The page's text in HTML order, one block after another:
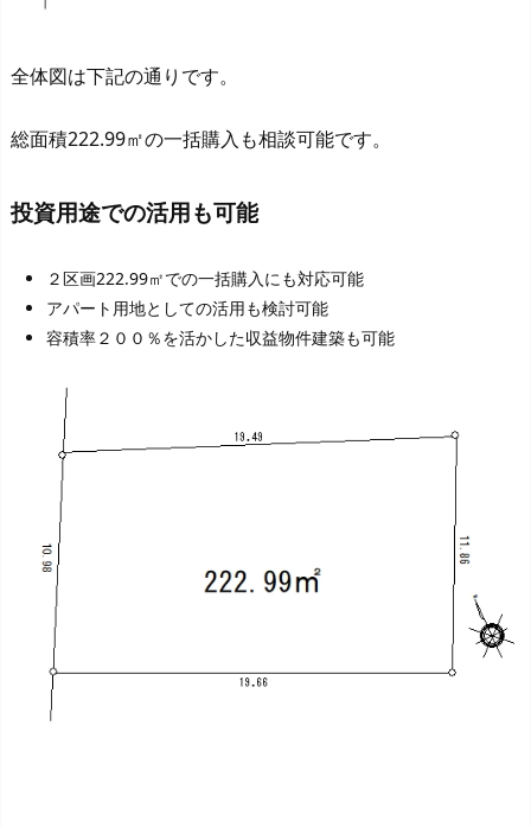
全体図は下記の通りです。
総面積222.99㎡の一括購入も相談可能です。
投資用途での活用も可能
２区画222.99㎡での一括購入にも対応可能
アパート用地としての活用も検討可能
容積率２００％を活かした収益物件建築も可能